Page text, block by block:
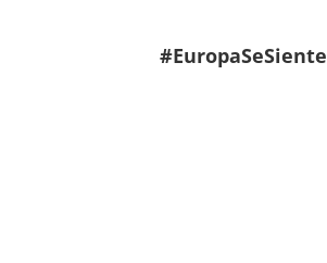
#EuropaSeSiente